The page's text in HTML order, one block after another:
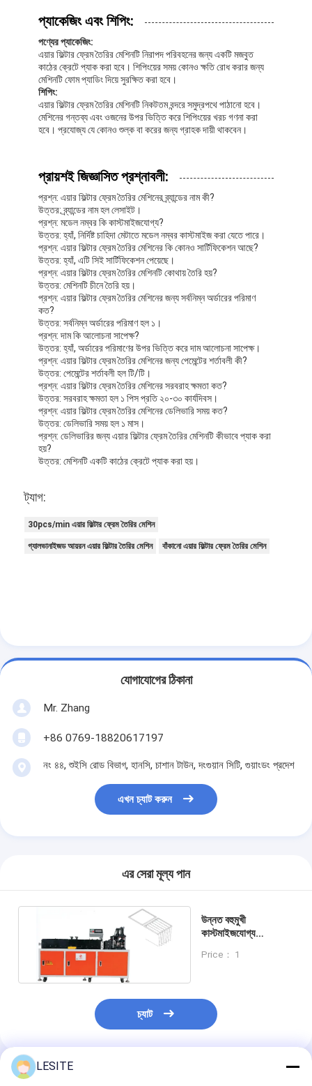
ডাস্ট ব্যাগ ফিল্টার
অরিগামি ভাঁজ মেশিন
অতিস্বনক সেলাই মেশিন
বায়ু ফিল্টার ফ্রেম তৈরির মেশিন
প্যাকেজিং এবং শিপিং:
পণ্যের প্যাকেজিং:
এয়ার ফিল্টার ফ্রেম তৈরির মেশিনটি নিরাপদ পরিবহনের জন্য একটি মজবুত
কাঠের ক্রেটে প্যাক করা হবে। শিপিংয়ের সময় কোনও ক্ষতি রোধ করার জন্য
মেশিনটি ফোম প্যাডিং দিয়ে সুরক্ষিত করা হবে।
শিপিং:
এয়ার ফিল্টার ফ্রেম তৈরির মেশিনটি নিকটতম বন্দরে সমুদ্রপথে পাঠানো হবে।
মেশিনের গন্তব্য এবং ওজনের উপর ভিত্তি করে শিপিংয়ের খরচ গণনা করা
হবে। প্রযোজ্য যে কোনও শুল্ক বা করের জন্য গ্রাহক দায়ী থাকবেন।
প্রায়শই জিজ্ঞাসিত প্রশ্নাবলী:
প্রশ্ন: এয়ার ফিল্টার ফ্রেম তৈরির মেশিনের ব্র্যান্ডের নাম কী?
উত্তর: ব্র্যান্ডের নাম হল লেসাইট।
প্রশ্ন: মডেল নম্বর কি কাস্টমাইজযোগ্য?
উত্তর: হ্যাঁ, নির্দিষ্ট চাহিদা মেটাতে মডেল নম্বর কাস্টমাইজ করা যেতে পারে।
প্রশ্ন: এয়ার ফিল্টার ফ্রেম তৈরির মেশিনের কি কোনও সার্টিফিকেশন আছে?
উত্তর: হ্যাঁ, এটি সিই সার্টিফিকেশন পেয়েছে।
প্রশ্ন: এয়ার ফিল্টার ফ্রেম তৈরির মেশিনটি কোথায় তৈরি হয়?
উত্তর: মেশিনটি চীনে তৈরি হয়।
প্রশ্ন: এয়ার ফিল্টার ফ্রেম তৈরির মেশিনের জন্য সর্বনিম্ন অর্ডারের পরিমাণ
কত?
উত্তর: সর্বনিম্ন অর্ডারের পরিমাণ হল ১।
প্রশ্ন: দাম কি আলোচনা সাপেক্ষ?
উত্তর: হ্যাঁ, অর্ডারের পরিমাণের উপর ভিত্তি করে দাম আলোচনা সাপেক্ষ।
প্রশ্ন: এয়ার ফিল্টার ফ্রেম তৈরির মেশিনের জন্য পেমেন্টের শর্তাবলী কী?
উত্তর: পেমেন্টের শর্তাবলী হল টি/টি।
প্রশ্ন: এয়ার ফিল্টার ফ্রেম তৈরির মেশিনের সরবরাহ ক্ষমতা কত?
উত্তর: সরবরাহ ক্ষমতা হল ১ পিস প্রতি ২০-৩০ কার্যদিবস।
প্রশ্ন: এয়ার ফিল্টার ফ্রেম তৈরির মেশিনের ডেলিভারি সময় কত?
উত্তর: ডেলিভারি সময় হল ১ মাস।
প্রশ্ন: ডেলিভারির জন্য এয়ার ফিল্টার ফ্রেম তৈরির মেশিনটি কীভাবে প্যাক করা
হয়?
উত্তর: মেশিনটি একটি কাঠের ক্রেটে প্যাক করা হয়।
ট্যাগ:
30pcs/min এয়ার ফিল্টার ফ্রেম তৈরির মেশিন
গ্যালভানাইজড আয়রন এয়ার ফিল্টার তৈরির মেশিন বাঁকানো এয়ার ফিল্টার ফ্রেম তৈরির মেশিন
যোগাযোগের ঠিকানা
Mr. Zhang
+86 0769-18820617197
নং ৪৪, শুইসি রোড বিভাগ, হানসি, চাশান টাউন, দংগুয়ান সিটি, গুয়াংডং প্রদেশ
এখন চ্যাট করুন
এর সেরা মূল্য পান
উন্নত বহুমুখী
কাস্টমাইজযোগ্য
মেশিন
Price： 1
চ্যাট
প্রস্তাবিত পণ্য
LESITE